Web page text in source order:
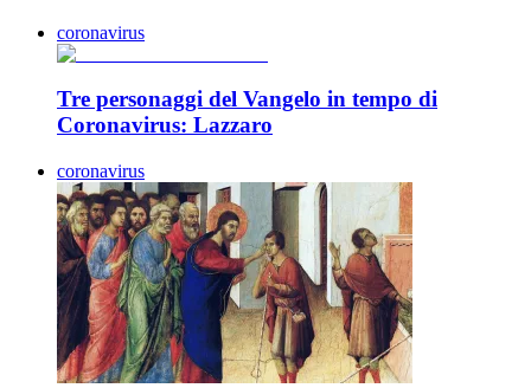
coronavirus
Tre personaggi del Vangelo in tempo di
Coronavirus: Lazzaro
coronavirus